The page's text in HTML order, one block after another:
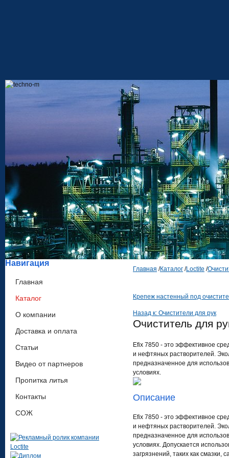
Навигация
Главная
Каталог
О компании
Доставка и оплата
Статьи
Видео от партнеров
Пропитка литья
Контакты
СОЖ
Главная /Каталог /Loctite /
Крепеж настенный под
Назад к: Очистители для рук
Очиститель для
Efix 7850 - это эффективное
и нефтяных растворителей.
предназначенное для
условиях.
Описание
Efix 7850 - это эффективное
и нефтяных растворителей.
предназначенное для
условиях. Допускается
загрязнений, таких как смазки,